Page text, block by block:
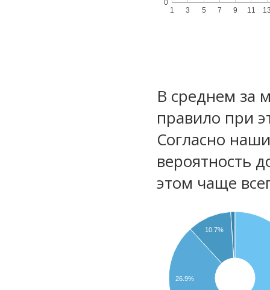
1 3 5 7 9 11
0
В среднем за
правило при
Согласно
вероятность
этом чаще
10.7%
26.9%